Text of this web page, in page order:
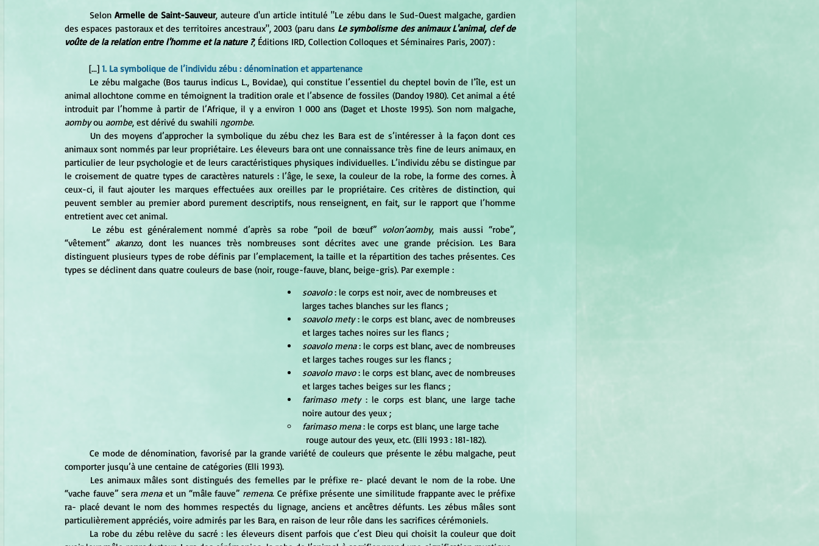
	Selon
Armelle de Saint-Sauveur, auteure d'un article intitulé "Le zébu dans le Sud-Ouest malgache, gardien
des espaces pastoraux et des territoires ancestraux", 2003 (paru dans Le symbolisme des animaux L'animal, clef de
voûte de la relation entre l'homme et la nature ?, Éditions IRD, Collection Colloques et Séminaires Paris, 2007) :
	[...]
1. La symbolique de l’individu zébu : dénomination et appartenance
animal allochtone comme en témoignent la tradition orale et l’absence de fossiles (Dandoy 1980). Cet animal a été
aomby ou aombe, est dérivé du swahili ngombe.
	Un des moyens d’approcher la symbolique du zébu chez les Bara est de s’intéresser à la façon dont ces
animaux sont nommés par leur propriétaire. Les éleveurs bara ont une connaissance très fine de leurs animaux, en
particulier de leur psychologie et de leurs caractéristiques physiques individuelles. L’individu zébu se distingue par
le croisement de quatre types de caractères naturels : l’âge, le sexe, la couleur de la robe, la forme des cornes. À
ceux-ci, il faut ajouter les marques effectuées aux oreilles par le propriétaire. Ces critères de distinction, qui
peuvent sembler au premier abord purement descriptifs, nous renseignent, en fait, sur le rapport que l’homme
entretient avec cet animal.
	Le zébu est généralement nommé d’après sa robe “poil de bœuf”
volon’aomby, mais aussi “robe”,
“vêtement” akanzo, dont les nuances très nombreuses sont décrites avec une grande précision. Les Bara
distinguent plusieurs types de robe définis par l’emplacement, la taille et la répartition des taches présentes. Ces
types se déclinent dans quatre couleurs de base (noir, rouge-fauve, blanc, beige-gris). Par exemple :
soavolo : le corps est noir, avec de nombreuses et
larges taches blanches sur les flancs ;
soavolo mety : le corps est blanc, avec de nombreuses
et larges taches noires sur les flancs ;
soavolo mena : le corps est blanc, avec de nombreuses
et larges taches rouges sur les flancs ;
soavolo mavo : le corps est blanc, avec de nombreuses
et larges taches beiges sur les flancs ;
farimaso mety : le corps est blanc, une large tache
noire autour des yeux ;
farimaso mena : le corps est blanc, une large tache
                                                                                    rouge autour des yeux, etc. (Elli 1993 : 181-182).
	Ce mode de dénomination, favorisé par la grande variété de couleurs que présente le zébu malgache, peut
comporter jusqu’à une centaine de catégories (Elli 1993).
“vache fauve” sera mena et un “mâle fauve” remena. Ce préfixe présente une similitude frappante avec le préfixe
ra- placé devant le nom des hommes respectés du lignage, anciens et ancêtres défunts. Les zébus mâles sont
particulièrement appréciés, voire admirés par les Bara, en raison de leur rôle dans les sacrifices cérémoniels.